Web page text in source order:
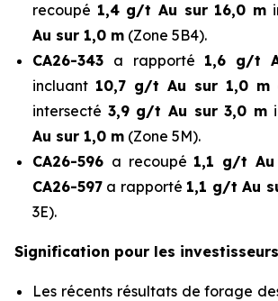
recoupé 1,4 g/t Au sur 16,0 m
Au sur 1,0 m (Zone 5B4).
CA26-343 a rapporté 1,6 g/t
incluant 10,7 g/t Au sur 1,0 m
intersecté 3,9 g/t Au sur 3,0 m
Au sur 1,0 m (Zone 5M).
CA26-596 a recoupé 1,1 g/t
CA26-597 a rapporté 1,1 g/t Au
3E).
Signification pour les investisseurs
Les récents résultats de forage